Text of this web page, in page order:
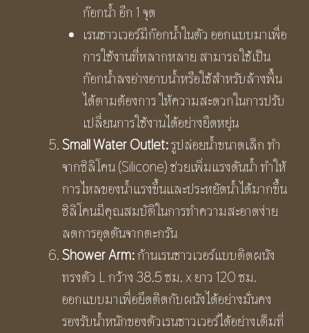
ก๊อกน้ำ อีก 1 จุด
เรนชาวเวอร์มีก๊อกน้ำในตัว ออกแบบมาเพื่อ
การใช้งานที่หลากหลาย สามารถใช้เป็น
ก๊อกน้ำลงอ่างอาบน้ำหรือใช้สำหรับล้างพื้น
ได้ตามต้องการ ให้ความสะดวกในการปรับ
เปลี่ยนการใช้งานได้อย่างยืดหยุ่น
Small Water Outlet:รูปล่อยน้ำขนาดเล็ก ทำ
จากซิลิโคน (Silicone) ช่วยเพิ่มแรงดันน้ำ ทำให้
การไหลของน้ำแรงขึ้นและประหยัดน้ำได้มากขึ้น
ซิลิโคนมีคุณสมบัติในการทำความสะอาดง่าย
ลดการอุดตันจากตะกรัน
Shower Arm:ก้านเรนชาวเวอร์แบบติดผนัง
ทรงตัว L กว้าง 38.5 ซม. x ยาว 120 ซม.
ออกแบบมาเพื่อยึดติดกับผนังได้อย่างมั่นคง
รองรับน้ำหนักของตัวเรนชาวเวอร์ได้อย่างเต็มที่